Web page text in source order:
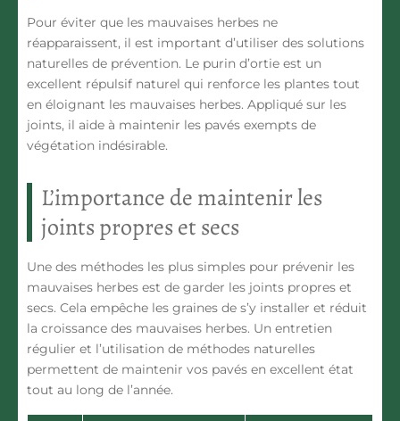
Pour éviter que les mauvaises herbes ne
réapparaissent, il est important d’utiliser des solutions
naturelles de prévention. Le purin d’ortie est un
excellent répulsif naturel qui renforce les plantes tout
en éloignant les mauvaises herbes. Appliqué sur les
joints, il aide à maintenir les pavés exempts de
végétation indésirable.
L’importance de maintenir les
joints propres et secs
Une des méthodes les plus simples pour prévenir les
mauvaises herbes est de garder les joints propres et
secs. Cela empêche les graines de s’y installer et réduit
la croissance des mauvaises herbes. Un entretien
régulier et l’utilisation de méthodes naturelles
permettent de maintenir vos pavés en excellent état
tout au long de l’année.